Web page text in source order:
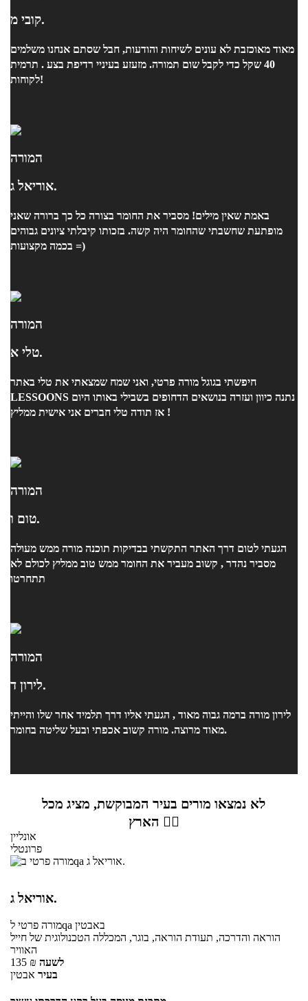
קובי מ.
מאוד מאוכזבת לא עונים לשיחות והודעות, חבל שסתם אנחנו משלמים
40 שקל כדי לקבל שום תמורה. מזעזע בעיניי רדיפת בצע . תרמית
לקוחות!
המורה
אוריאל ג.
באמת שאין מילים! מסביר את החומר בצורה כל כך ברורה שאני
מופתעת שחשבתי שהחומר היה קשה. בזכותו קיבלתי ציונים גבוהים
בכמה מקצועות =)
המורה
טלי א.
חיפשתי בגוגל מורה פרטי, ואני שמח שמצאתי את טלי באתר
LESSOONS נתנה כיוון ועזרה בנושאים הדחופים בשבילי באותו היום
! אז תודה טלי חברים אני אישית ממליץ
המורה
טום ו.
הגעתי לטום דרך האתר התקשתי בבדיקות תוכנה מורה ממש מעולה
מסביר נהדר , קשוב מעביר את החומר ממש טוב ממליץ לכולם לא
תתחרטו
המורה
לירון ד.
לירון מורה ברמה גבוה מאוד , הגעתי אליו דרך תלמיד אחר שלו והייתי
מאוד מרוצה. מורה קשוב אכפתי ובעל שליטה בחומר.
לא נמצאו מורים בעיר המבוקשת, מציג מכל
הארץ 👇🏼
אונליין
פרונטלי
אוריאל ג.
מורה פרטילqa באבטין
הוראה והדרכה, תעודת הוראה, בוגר, המכללה הטכנולוגית של חייל
האוויר
135 ₪ לשעה
בעיר אבטין